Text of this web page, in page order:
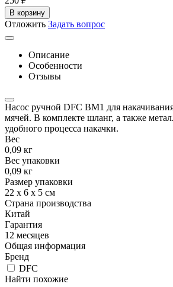
В корзину
Отложить Задать вопрос
Описание
Особенности
Отзывы
Насос ручной DFC BM1 для
мячей. В комплекте шланг, а также
удобного процесса накачки.
Вес
0,09 кг
Вес упаковки
0,09 кг
Размер упаковки
22 х 6 х 5 см
Страна производства
Китай
Гарантия
12 месяцев
Общая информация
Бренд
DFC
Найти похожие